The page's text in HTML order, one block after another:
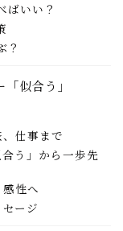
ばいい？
？
似合う」
仕事まで
う」から一歩先
性へ
ージ